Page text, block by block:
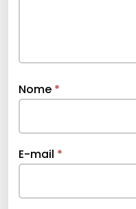
Nome *
E-mail *